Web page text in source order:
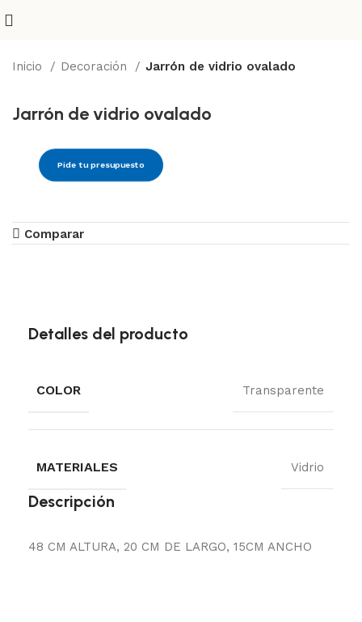
Inicio Decoración Jarrón de vidrio ovalado
Jarrón de vidrio ovalado
Pide tu presupuesto
Comparar
Detalles del producto
COLOR Transparente
MATERIALES Vidrio
Descripción
48 CM ALTURA, 20 CM DE LARGO, 15CM ANCHO